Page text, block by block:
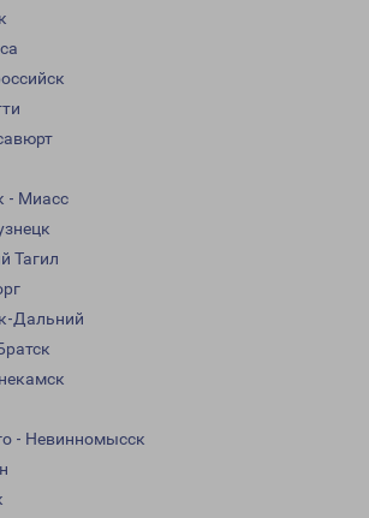
- Миасс
Тагил
Дальний
- Невинномысск